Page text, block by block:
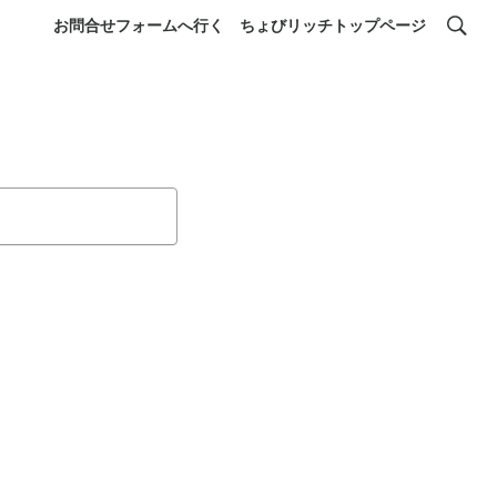
お問合せフォームへ行く ちょびリッチトップページ